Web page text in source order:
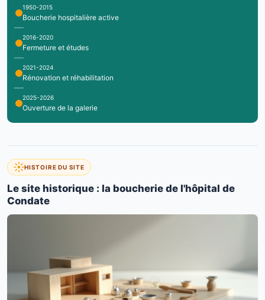
1950-2015
Boucherie hospitalière active
2016-2020
Fermeture et études
2021-2024
Rénovation et réhabilitation
2025-2026
Ouverture de la galerie
HISTOIRE DU SITE
Le site historique : la boucherie de l'hôpital de
Condate